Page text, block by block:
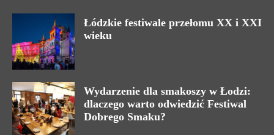
Łódzkie festiwale przełomu XX i XXI
wieku
Wydarzenie dla smakoszy w Łodzi:
dlaczego warto odwiedzić Festiwal
Dobrego Smaku?